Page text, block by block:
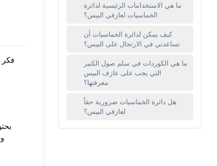
فكر
ما هي الاستخدامات الرئيسية لدائرة
الخماسيات لعازفي البيس؟
كيف يمكن لدائرة الخماسيات أن
تساعدني في الارتجال على البيس؟
ما هي الكوردات في سلم صول الكبير
التي يجب على عازف البيس
معرفتها؟
هل دائرة الخماسيات ضرورية حقاً
لعازفي البيس؟